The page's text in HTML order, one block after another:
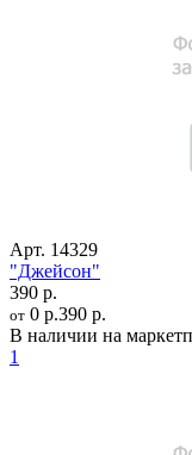
Арт. 14329
"Джейсон"
390 р.
от 0 р.390 р.
В наличии на
1